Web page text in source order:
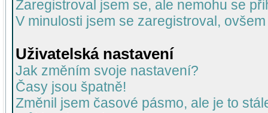
Zaregistroval jsem se, ale nemohu se
V minulosti jsem se zaregistroval,
Uživatelská nastavení
Jak změním svoje nastavení?
Časy jsou špatně!
Změnil jsem časové pásmo, ale je to